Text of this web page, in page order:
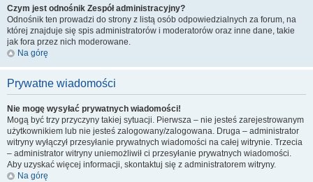
Czym jest odnośnik Zespół administracyjny?
Odnośnik ten prowadzi do strony z listą osób odpowiedzialnych za forum, na
której znajduje się spis administratorów i moderatorów oraz inne dane, takie
jak fora przez nich moderowane.
Na górę
Prywatne wiadomości
Nie mogę wysyłać prywatnych wiadomości!
Mogą być trzy przyczyny takiej sytuacji. Pierwsza – nie jesteś zarejestrowanym
użytkownikiem lub nie jesteś zalogowany/zalogowana. Druga – administrator
witryny wyłączył przesyłanie prywatnych wiadomości na całej witrynie. Trzecia
– administrator witryny uniemożliwił ci przesyłanie prywatnych wiadomości.
Aby uzyskać więcej informacji, skontaktuj się z administratorem witryny.
Na górę